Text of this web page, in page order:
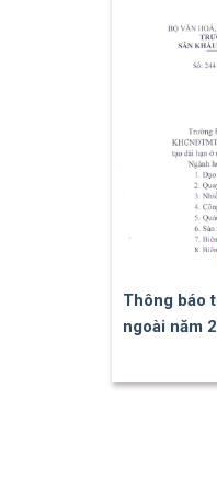
Thông báo
ngoài năm